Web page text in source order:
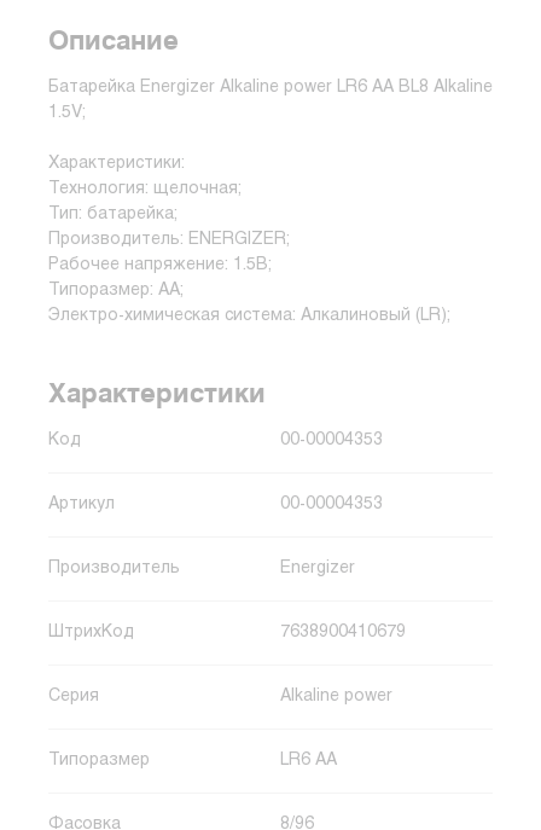
Описание
Батарейка Energizer Alkaline power LR6 AA BL8 Alkaline
1.5V;
Характеристики:
Технология: щелочная;
Тип: батарейка;
Производитель: ENERGIZER;
Рабочее напряжение: 1.5В;
Типоразмер: AA;
Электро-химическая система: Алкалиновый (LR);
Характеристики
Код 00-00004353
Артикул 00-00004353
Производитель Energizer
ШтрихКод 7638900410679
Серия Alkaline power
Типоразмер LR6 AA
Фасовка 8/96